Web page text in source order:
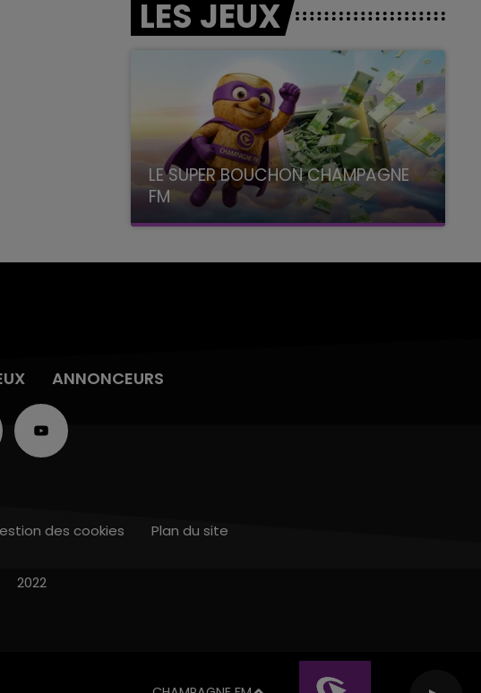
LES JEUX
LE SUPER BOUCHON CHAMPAGNE
FM
avec La Famille Champagne FM, à 8H10
ANNONCEURS
des cookies Plan du site
2022